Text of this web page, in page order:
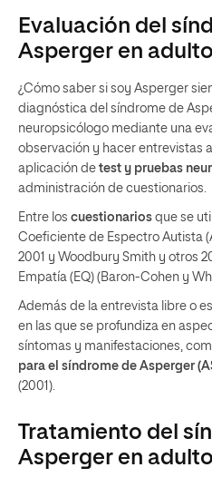
Evaluación del
Asperger en
¿Cómo saber si soy Asperger
diagnóstica del síndrome de
neuropsicólogo mediante una
observación y hacer entrevistas
aplicación de test y pruebas
administración de cuestionarios.
Entre los cuestionarios que se
Coeficiente de Espectro Autista
2001 y Woodbury Smith y otros
Empatía (EQ) (Baron-Cohen y
Además de la entrevista libre o
en las que se profundiza en
síntomas y manifestaciones,
para el síndrome de Asperger
(2001).
Tratamiento del
Asperger en